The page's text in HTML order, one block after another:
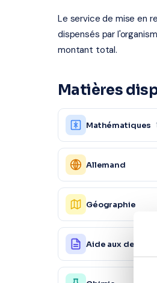
Le service de mise en
dispensés par
montant total.
Matières
Mathématiques
Allemand
Géographie
Aide aux devoirs